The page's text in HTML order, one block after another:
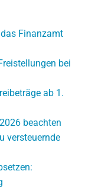
Finanzamt
bei
ab 1.
beachten
versteuernde